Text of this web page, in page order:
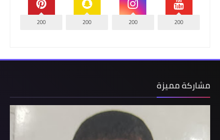
200
200
200
200
مشاركة مميزة